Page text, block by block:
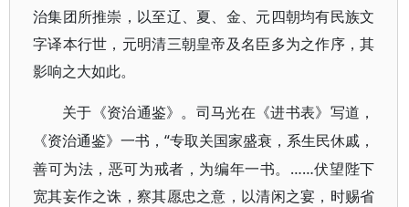
治集团所推崇，以至辽、夏、金、元四朝均有民族文
字译本行世，元明清三朝皇帝及名臣多为之作序，其
影响之大如此。
关于《资治通鉴》。司马光在《进书表》写道，
《资治通鉴》一书，“专取关国家盛衰，系生民休戚，
善可为法，恶可为戒者，为编年一书。……伏望陛下
宽其妄作之诛，察其愿忠之意，以清闲之宴，时赐省